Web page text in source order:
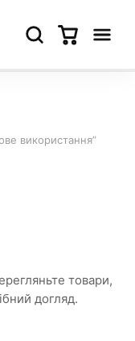
використання”
товари,
догляд.